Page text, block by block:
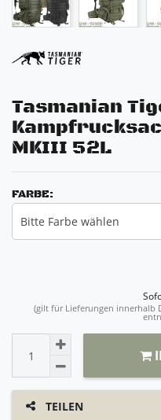
Tasmanian
MKIII 52L
FARBE:
Bitte Farbe wählen
(gilt für Lieferungen innerhalb
TEILEN